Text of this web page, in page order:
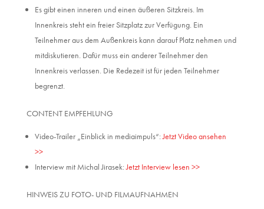
Es gibt einen inneren und einen äußeren Sitzkreis. Im
Innenkreis steht ein freier Sitzplatz zur Verfügung. Ein
Teilnehmer aus dem Außenkreis kann darauf Platz nehmen und
mitdiskutieren. Dafür muss ein anderer Teilnehmer den
Innenkreis verlassen. Die Redezeit ist für jeden Teilnehmer
begrenzt.
CONTENT EMPFEHLUNG
Video-Trailer „Einblick in mediaimpuls“:Jetzt Video ansehen
>>
Interview mit Michal Jirasek:Jetzt Interview lesen >>
HINWEIS ZU FOTO- UND FILMAUFNAHMEN